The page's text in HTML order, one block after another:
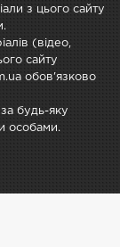
з цього сайту
(відео,
сайту
обов'язково
за будь-яку
особами.